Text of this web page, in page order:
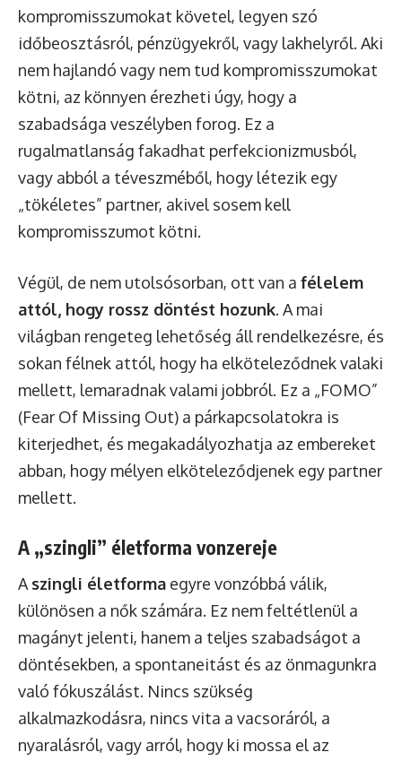
kompromisszumokat követel, legyen szó
időbeosztásról, pénzügyekről, vagy lakhelyről. Aki
nem hajlandó vagy nem tud kompromisszumokat
kötni, az könnyen érezheti úgy, hogy a
szabadsága veszélyben forog. Ez a
rugalmatlanság fakadhat perfekcionizmusból,
vagy abból a téveszméből, hogy létezik egy
„tökéletes” partner, akivel sosem kell
kompromisszumot kötni.
Végül, de nem utolsósorban, ott van a félelem
attól, hogy rossz döntést hozunk. A mai
világban rengeteg lehetőség áll rendelkezésre, és
sokan félnek attól, hogy ha elköteleződnek valaki
mellett, lemaradnak valami jobbról. Ez a „FOMO”
(Fear Of Missing Out) a párkapcsolatokra is
kiterjedhet, és megakadályozhatja az embereket
abban, hogy mélyen elköteleződjenek egy partner
mellett.
A „szingli” életforma vonzereje
A szingli életforma egyre vonzóbbá válik,
különösen a nők számára. Ez nem feltétlenül a
magányt jelenti, hanem a teljes szabadságot a
döntésekben, a spontaneitást és az önmagunkra
való fókuszálást. Nincs szükség
alkalmazkodásra, nincs vita a vacsoráról, a
nyaralásról, vagy arról, hogy ki mossa el az